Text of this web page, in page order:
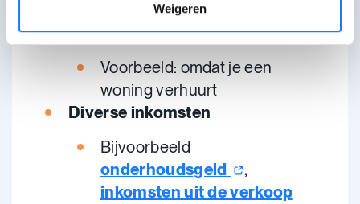
Weigeren
spaargeld of beleggingen
Onroerendeinkomsten
Voorbeeld: omdat je een
woning verhuurt
Diverse inkomsten
Bijvoorbeeld
onderhoudsgeld
,
inkomsten uit de verkoop